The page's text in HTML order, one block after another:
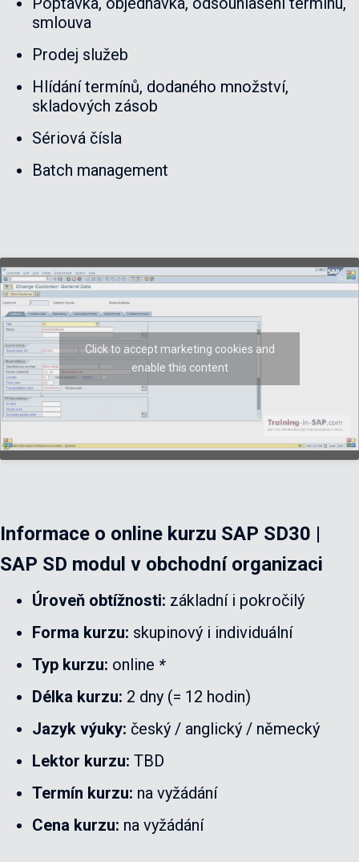
smlouva
Prodej služeb
Hlídání termínů, dodaného množství,
skladových zásob
Sériová čísla
Batch management
Click to accept marketing cookies and
enable this content
Informace o online kurzu SAP SD30 |
SAP SD modul v obchodní organizaci
Úroveň obtížnosti: základní i pokročilý
Forma kurzu: skupinový i individuální
Typ kurzu: online *
Délka kurzu: 2 dny (= 12 hodin)
Jazyk výuky: český / anglický / německý
Lektor kurzu: TBD
Termín kurzu: na vyžádání
Cena kurzu: na vyžádání